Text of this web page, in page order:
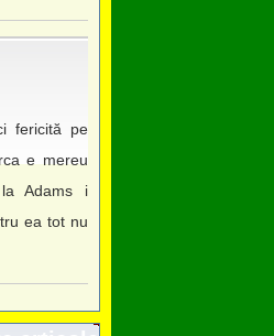
fericită pe
e mereu
la Adams i
ea tot nu